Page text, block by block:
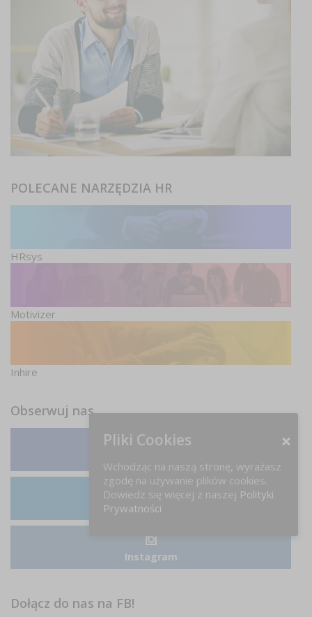
POLECANE NARZĘDZIA HR
HRsys
Motivizer
Inhire
Obserwuj nas
LinkedIn
Instagram
Dołącz do nas na FB!
Pliki Cookies
Wchodząc na naszą stronę, wyrażasz
zgodę na używanie plików cookies.
Dowiedz się więcej z naszej Polityki
Prywatności